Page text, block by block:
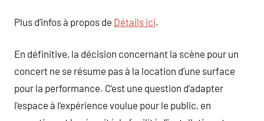
Plus d’infos à propos de Détails ici.
En définitive, la décision concernant la scène pour un
concert ne se résume pas à la location d’une surface
pour la performance. C’est une question d’adapter
l’espace à l’expérience voulue pour le public, en